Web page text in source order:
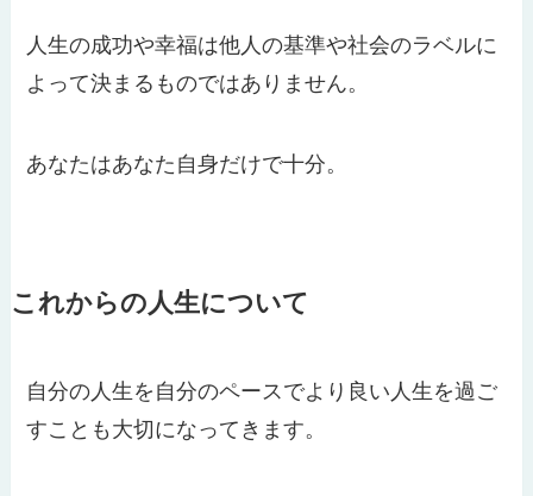
人生の成功や幸福は他人の基準や社会のラベルに
よって決まるものではありません。
あなたはあなた自身だけで十分。
これからの人生について
自分の人生を自分のペースでより良い人生を過ご
すことも大切になってきます。